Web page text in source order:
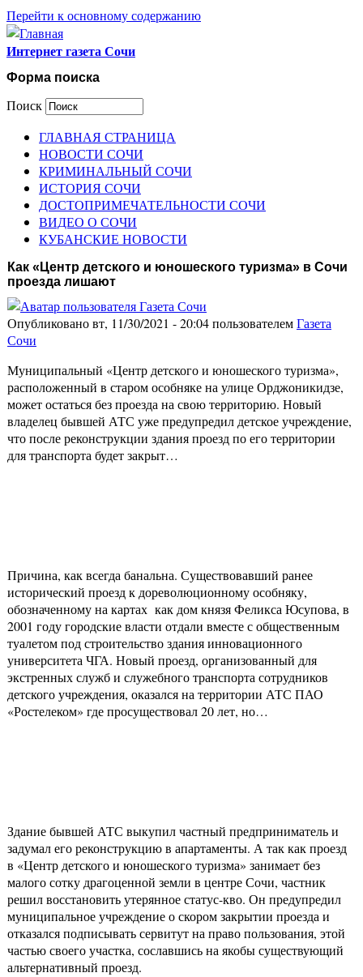
Перейти к основному содержанию
Интернет газета Сочи
Форма поиска
Поиск
ГЛАВНАЯ СТРАНИЦА
НОВОСТИ СОЧИ
КРИМИНАЛЬНЫЙ СОЧИ
ИСТОРИЯ СОЧИ
ДОСТОПРИМЕЧАТЕЛЬНОСТИ СОЧИ
ВИДЕО О СОЧИ
КУБАНСКИЕ НОВОСТИ
Как «Центр детского и юношеского туризма» в Сочи
проезда лишают
Опубликовано вт, 11/30/2021 - 20:04 пользователемГазета
Сочи
Муниципальный «Центр детского и юношеского туризма»,
расположенный в старом особняке на улице Орджоникидзе,
может остаться без проезда на свою территорию. Новый
владелец бывшей АТС уже предупредил детское учреждение,
что после реконструкции здания проезд по его территории
для транспорта будет закрыт…
Причина, как всегда банальна. Существовавший ранее
исторический проезд к дореволюционному особняку,
обозначенному на картах как дом князя Феликса Юсупова, в
2001 году городские власти отдали вместе с общественным
туалетом под строительство здания инновационного
университета ЧГА. Новый проезд, организованный для
экстренных служб и служебного транспорта сотрудников
детского учреждения, оказался на территории АТС ПАО
«Ростелеком» где просуществовал 20 лет, но…
Здание бывшей АТС выкупил частный предприниматель и
задумал его реконструкцию в апартаменты. А так как проезд
в «Центр детского и юношеского туризма» занимает без
малого сотку драгоценной земли в центре Сочи, частник
решил восстановить утерянное статус-кво. Он предупредил
муниципальное учреждение о скором закрытии проезда и
отказался подписывать сервитут на право пользования, этой
частью своего участка, сославшись на якобы существующий
альтернативный проезд.